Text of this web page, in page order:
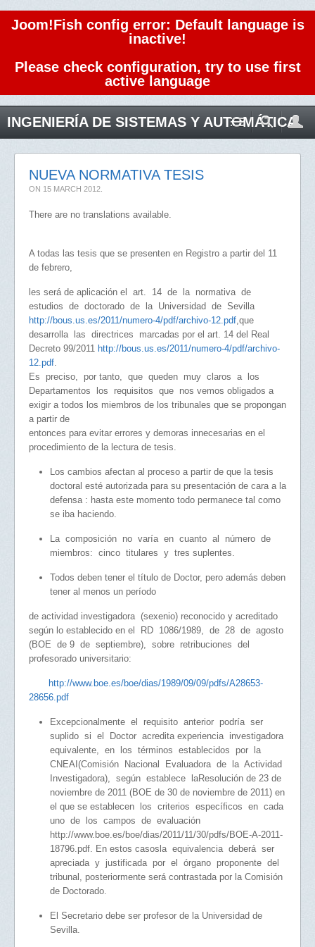
Joom!Fish config error: Default language is
inactive!
Please check configuration, try to use first
active language
INGENIERÍA DE SISTEMAS Y AUTOMÁTICA
NUEVA NORMATIVA TESIS
ON 15 MARCH 2012
There are no translations available.
A todas las tesis que se presenten en Registro a partir del 11
de febrero,
les será de aplicación el art. 14 de la normativa de
estudios de doctorado de la Universidad de Sevilla
http://bous.us.es/2011/numero-4/pdf/archivo-12.pdf,que
desarrolla las directrices marcadas por el art. 14 del Real
Decreto 99/2011 http://bous.us.es/2011/numero-4/pdf/archivo-
12.pdf.
Es preciso, por tanto, que queden muy claros a los
Departamentos los requisitos que nos vemos obligados a
exigir a todos los miembros de los tribunales que se propongan
a partir de
entonces para evitar errores y demoras innecesarias en el
procedimiento de la lectura de tesis.
Los cambios afectan al proceso a partir de que la tesis
doctoral esté autorizada para su presentación de cara a la
defensa : hasta este momento todo permanece tal como
se iba haciendo.
La composición no varía en cuanto al número de
miembros: cinco titulares y tres suplentes.
Todos deben tener el título de Doctor, pero además deben
tener al menos un período
de actividad investigadora (sexenio) reconocido y acreditado
según lo establecido en el RD 1086/1989, de 28 de agosto
(BOE de 9 de septiembre), sobre retribuciones del
profesorado universitario:
http://www.boe.es/boe/dias/1989/09/09/pdfs/A28653-
28656.pdf
Excepcionalmente el requisito anterior podría ser
suplido si el Doctor acredita experiencia investigadora
equivalente, en los términos establecidos por la
CNEAI(Comisión Nacional Evaluadora de la Actividad
Investigadora), según establece laResolución de 23 de
noviembre de 2011 (BOE de 30 de noviembre de 2011) en
el que se establecen los criterios específicos en cada
uno de los campos de evaluación
http://www.boe.es/boe/dias/2011/11/30/pdfs/BOE-A-2011-
18796.pdf. En estos casosla equivalencia deberá ser
apreciada y justificada por el órgano proponente del
tribunal, posteriormente será contrastada por la Comisión
de Doctorado.
El Secretario debe ser profesor de la Universidad de
Sevilla.